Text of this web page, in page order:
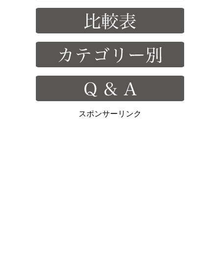
スポンサーリンク